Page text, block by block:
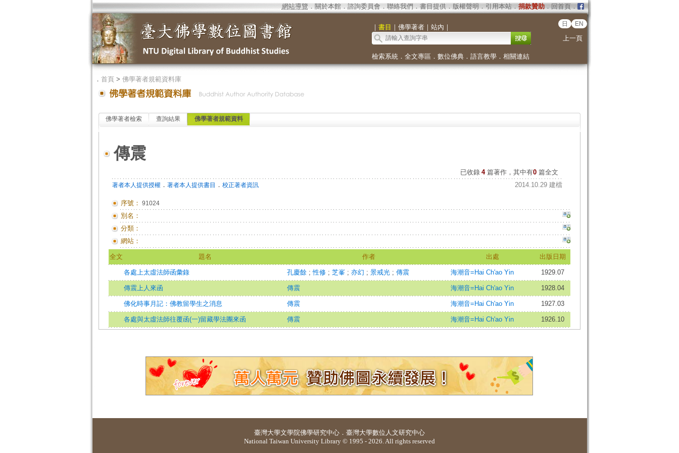
網站導覽 ． 關於本館． 諮詢委員會． 聯絡我們 ． 書目提供． 版權聲明 ． 引用本站． 捐款贊助．回首頁．
｜ 書目 ｜ 佛學著者｜ 站內 ｜ 日 EN
上一頁
檢索系統． 全文專區 ． 數位佛典． 語言教學． 相關連結
． 首頁> 佛學著者規範資料庫
佛學著者檢索 查詢結果 佛學著者規範資料
傳震
已收錄 4 篇著作，其中有0篇全文
著者本人提供授權． 著者本人提供書目 ． 校正著者資訊 2014.10.29 建檔
序號： 91024
別名：
分類：
網站：
全文 題名 作者 出處 出版日期
各處上太虛法師函彙錄 孔慶餘 ;性修 ; 芝峯 ; 亦幻 ; 景戒光 ; 傳震 海潮音=Hai Ch'ao Yin 1929.07
傳震上人來函 傳震 海潮音=Hai Ch'ao Yin 1928.04
佛化時事月記：佛教留學生之消息 傳震 海潮音=Hai Ch'ao Yin 1927.03
各處與太虛法師往覆函(一)留藏學法團來函 傳震 海潮音=Hai Ch'ao Yin 1926.10
臺灣大學文學院佛學研究中心 ． 臺灣大學數位人文研究中心
National Taiwan University Library © 1995 - 2026. All rights reserved